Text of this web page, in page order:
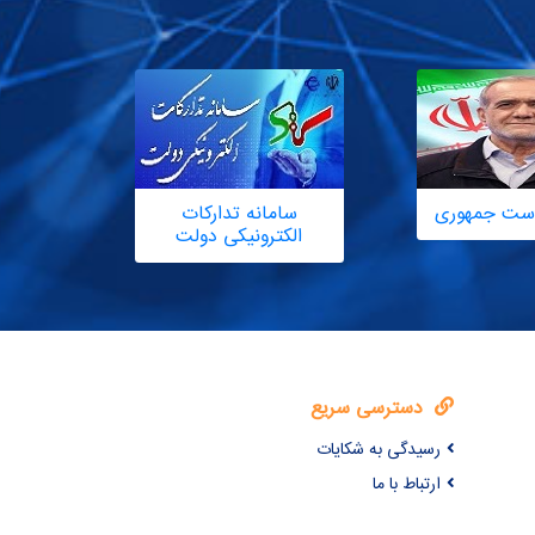
جمهوری سامانه تدارکات
الکترونیکی دولت
دسترسی سریع
رسیدگی به شکایات
ارتباط با ما